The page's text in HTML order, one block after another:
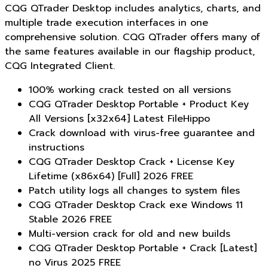
CQG QTrader Desktop includes analytics, charts, and
multiple trade execution interfaces in one
comprehensive solution. CQG QTrader offers many of
the same features available in our flagship product,
CQG Integrated Client.
100% working crack tested on all versions
CQG QTrader Desktop Portable + Product Key
All Versions [x32x64] Latest FileHippo
Crack download with virus-free guarantee and
instructions
CQG QTrader Desktop Crack + License Key
Lifetime (x86x64) [Full] 2026 FREE
Patch utility logs all changes to system files
CQG QTrader Desktop Crack exe Windows 11
Stable 2026 FREE
Multi-version crack for old and new builds
CQG QTrader Desktop Portable + Crack [Latest]
no Virus 2025 FREE